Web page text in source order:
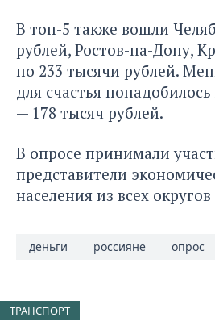
В топ-5 также вошли
рублей, Ростов-на-Дону,
по 233 тысячи рублей.
для счастья
— 178 тысяч рублей.
В опросе принимали
представители
населения из всех
деньги россияне опрос
ТРАНСПОРТ